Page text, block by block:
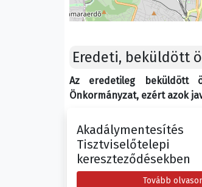
Eredeti, beküldött
Az eredetileg beküldött
Önkormányzat, ezért azok
Tisztviselőtelepi
kereszteződésekben
Tovább